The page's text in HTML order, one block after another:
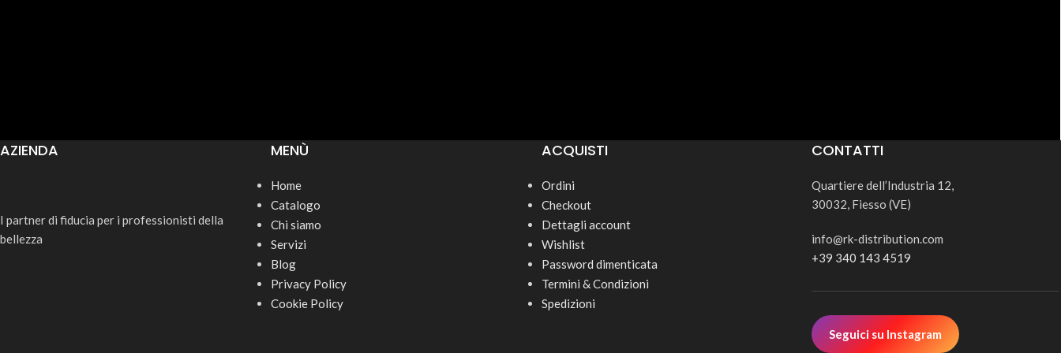
AZIENDA
I partner di fiducia per i professionisti della
bellezza
MENÙ
Home
Catalogo
Chi siamo
Servizi
Blog
Privacy Policy
Cookie Policy
ACQUISTI
Ordini
Checkout
Dettagli account
Wishlist
Password dimenticata
Termini & Condizioni
Spedizioni
CONTATTI
Quartiere dell’Industria 12,
30032, Fiesso (VE)
info@rk-distribution.com
+39 340 143 4519
Seguici su Instagram